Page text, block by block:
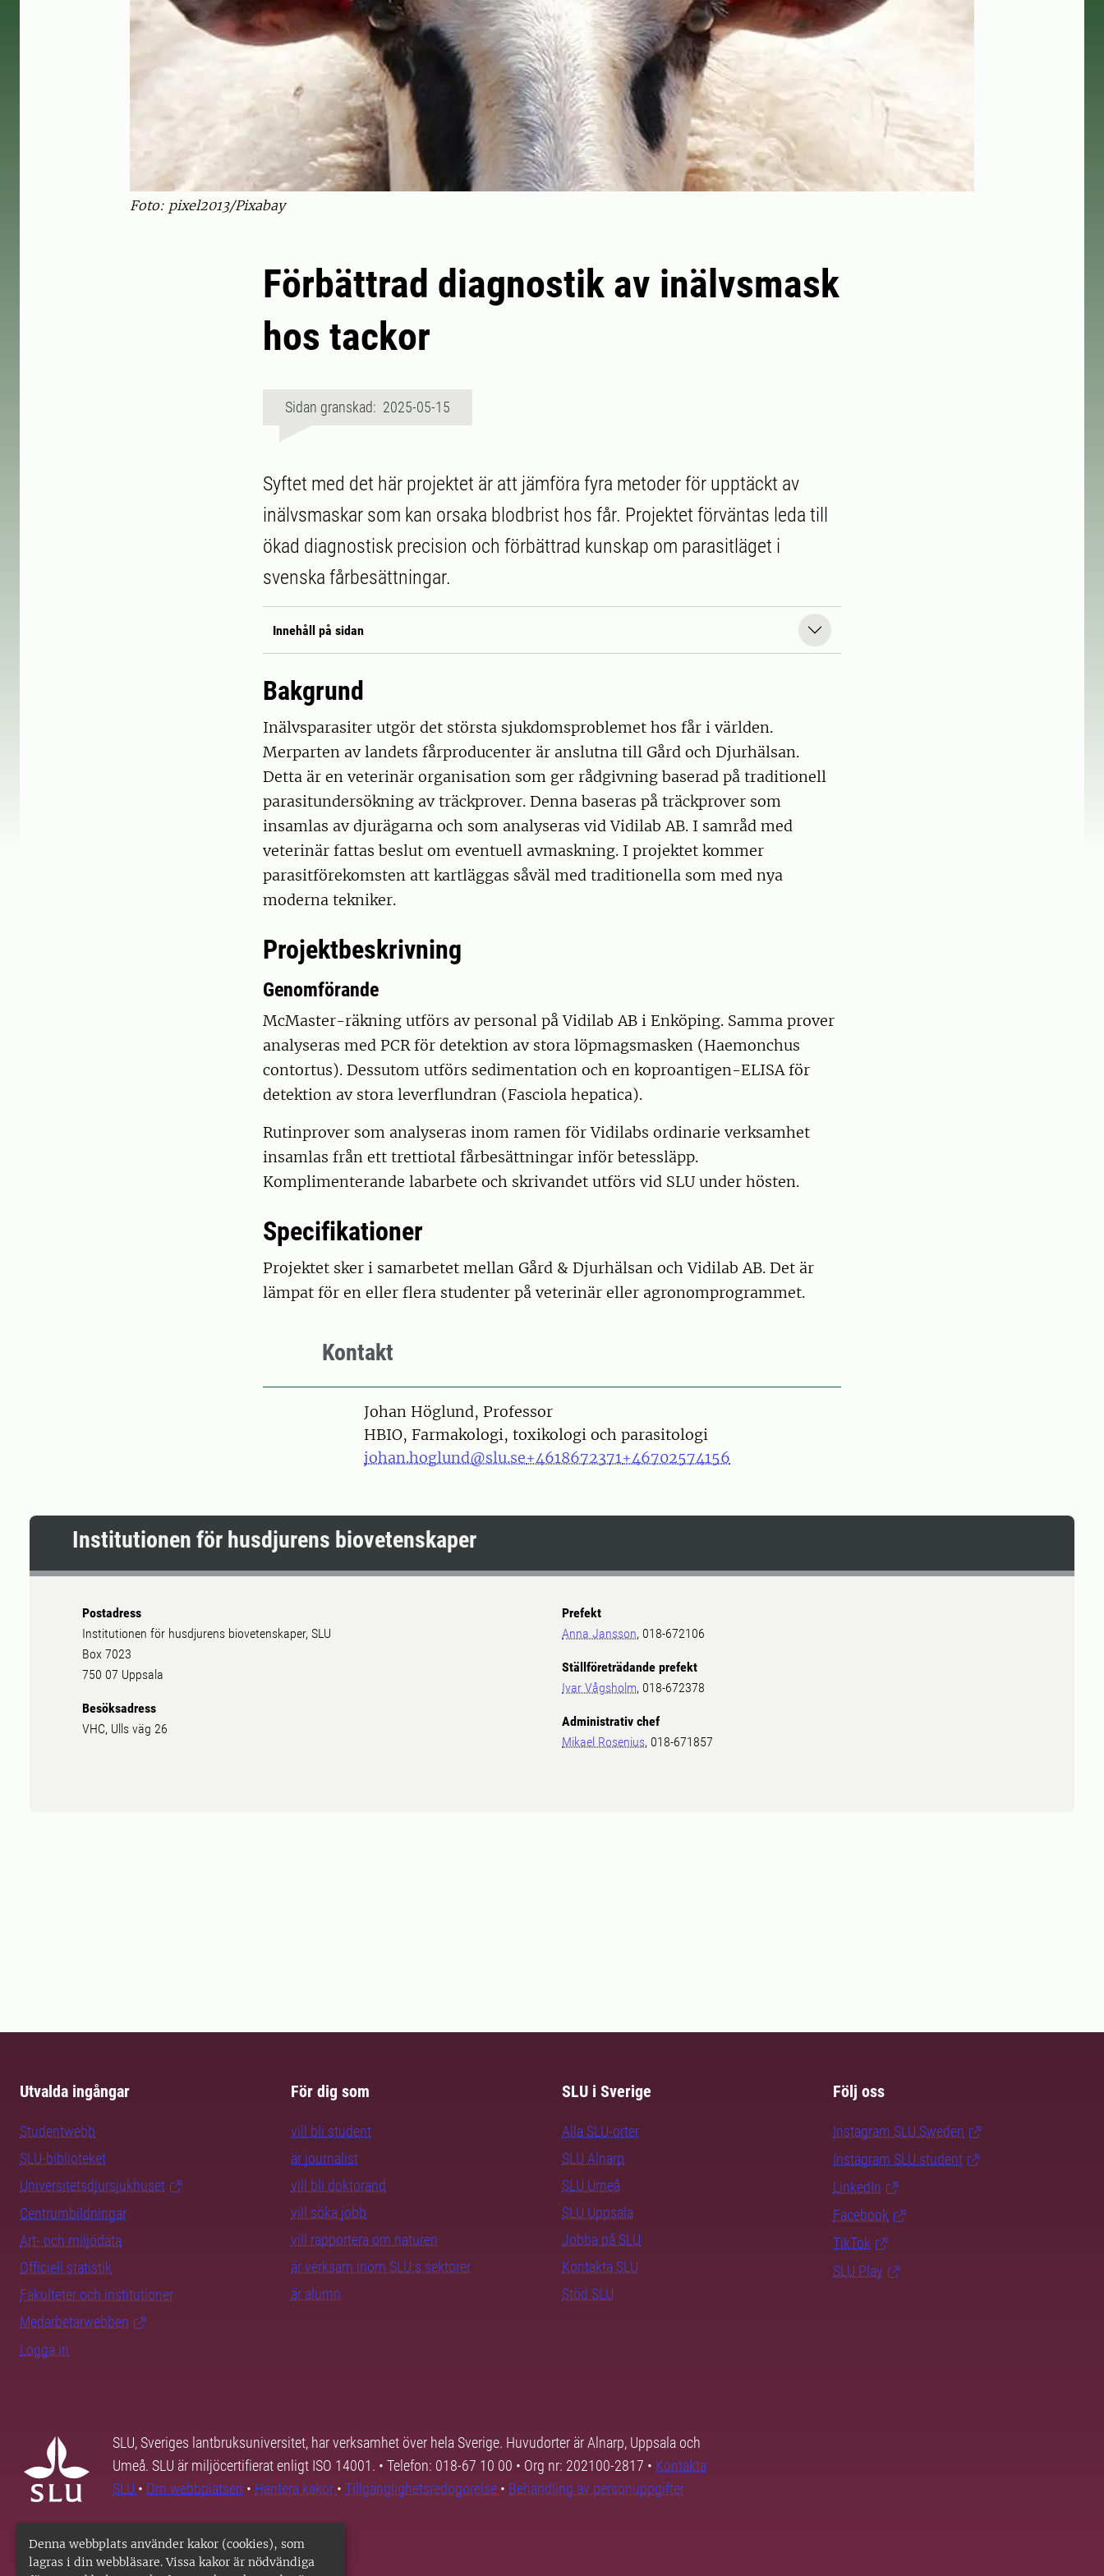
Denna webbplats använder kakor (cookies), som
lagras i din webbläsare. Vissa kakor är nödvändiga
Foto: pixel2013/Pixabay
Förbättrad diagnostik av inälvsmask
hos tackor
Sidan granskad: 2025-05-15
Syftet med det här projektet är att jämföra fyra metoder för upptäckt av
inälvsmaskar som kan orsaka blodbrist hos får. Projektet förväntas leda till
ökad diagnostisk precision och förbättrad kunskap om parasitläget i
svenska fårbesättningar.
Innehåll på sidan
Bakgrund
Inälvsparasiter utgör det största sjukdomsproblemet hos får i världen.
Merparten av landets fårproducenter är anslutna till Gård och Djurhälsan.
Detta är en veterinär organisation som ger rådgivning baserad på traditionell
parasitundersökning av träckprover. Denna baseras på träckprover som
insamlas av djurägarna och som analyseras vid Vidilab AB. I samråd med
veterinär fattas beslut om eventuell avmaskning. I projektet kommer
parasitförekomsten att kartläggas såväl med traditionella som med nya
moderna tekniker.
Projektbeskrivning
Genomförande
McMaster-räkning utförs av personal på Vidilab AB i Enköping. Samma prover
analyseras med PCR för detektion av stora löpmagsmasken (Haemonchus
contortus). Dessutom utförs sedimentation och en koproantigen-ELISA för
detektion av stora leverflundran (Fasciola hepatica).
Rutinprover som analyseras inom ramen för Vidilabs ordinarie verksamhet
insamlas från ett trettiotal fårbesättningar inför betessläpp.
Komplimenterande labarbete och skrivandet utförs vid SLU under hösten.
Specifikationer
Projektet sker i samarbetet mellan Gård & Djurhälsan och Vidilab AB. Det är
lämpat för en eller flera studenter på veterinär eller agronomprogrammet.
Kontakt
PersonJohan Höglund, Professor
HBIO, Farmakologi, toxikologi och parasitologi
johan.hoglund@slu.se+4618672371+46702574156
Institutionen för husdjurens biovetenskaper
Postadress
Institutionen för husdjurens biovetenskaper, SLU
Box 7023
750 07 Uppsala
Besöksadress
VHC, Ulls väg 26
Prefekt
Anna Jansson, 018-672106
Ställföreträdande prefekt
Ivar Vågsholm, 018-672378
Administrativ chef
Mikael Rosenius, 018-671857
Utvalda ingångar
Studentwebb
SLU-biblioteket
Universitetsdjursjukhuset
Centrumbildningar
Art- och miljödata
Officiell statistik
Fakulteter och institutioner
Medarbetarwebben
Logga in
För dig som
vill bli student
är journalist
vill bli doktorand
vill söka jobb
vill rapportera om naturen
är verksam inom SLU:s sektorer
är alumn
SLU i Sverige
Alla SLU-orter
SLU Alnarp
SLU Umeå
SLU Uppsala
Jobba på SLU
Kontakta SLU
Stöd SLU
Följ oss
Instagram SLU.Sweden
Instagram SLU.student
LinkedIn
Facebook
TikTok
SLU Play
SLU, Sveriges lantbruksuniversitet, har verksamhet över hela Sverige. Huvudorter är Alnarp, Uppsala och
Umeå. SLU är miljöcertifierat enligt ISO 14001. • Telefon: 018-67 10 00 • Org nr: 202100-2817 • Kontakta
SLU • Om webbplatsen • Hantera kakor • Tillgänglighetsredogörelse • Behandling av personuppgifter